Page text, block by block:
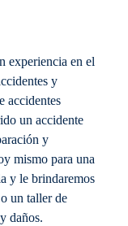
experiencia en el
y
accidentes
un accidente
y
mismo para una
y le brindaremos
un taller de
daños.